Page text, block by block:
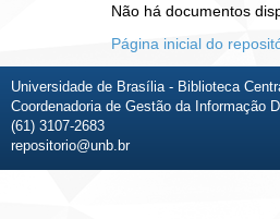
Não há documentos
Página inicial do
Universidade de Brasília - Biblioteca
Coordenadoria de Gestão da Informação
(61) 3107-2683
repositorio@unb.br